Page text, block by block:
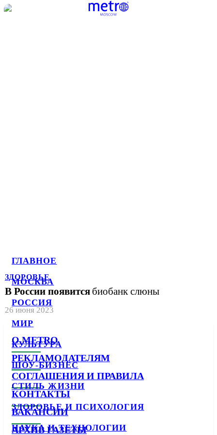
ГЛАВНОЕ
МОСКВА
РОССИЯ
МИР
КУЛЬТУРА
ШОУ-БИЗНЕС
СТИЛЬ ЖИЗНИ
ЗДОРОВЬЕ И ПСИХОЛОГИЯ
НАУКА И ТЕХНОЛОГИИ
ЗДОРОВЬЕ
В России появится биобанк слюны
26 июня 2023
О METRO
РЕКЛАМОДАТЕЛЯМ
СОГЛАШЕНИЯ И ПРАВИЛА
КОНТАКТЫ
ВАКАНСИИ
АРХИВ ГАЗЕТЫ